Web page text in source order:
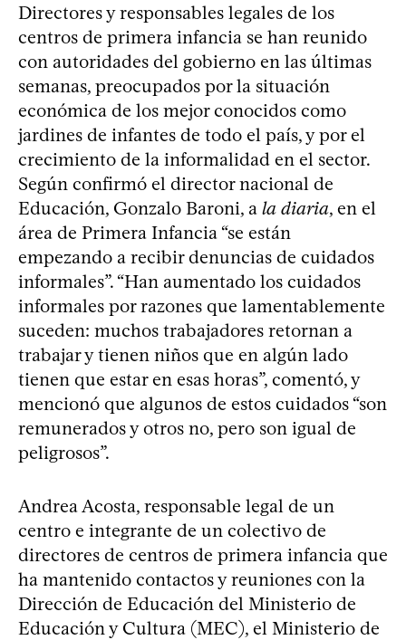
Directores y responsables legales de los
centros de primera infancia se han reunido
con autoridades del gobierno en las últimas
semanas, preocupados por la situación
económica de los mejor conocidos como
jardines de infantes de todo el país, y por el
crecimiento de la informalidad en el sector.
Según confirmó el director nacional de
Educación, Gonzalo Baroni, a la diaria, en el
área de Primera Infancia “se están
empezando a recibir denuncias de cuidados
informales”. “Han aumentado los cuidados
informales por razones que lamentablemente
suceden: muchos trabajadores retornan a
trabajar y tienen niños que en algún lado
tienen que estar en esas horas”, comentó, y
mencionó que algunos de estos cuidados “son
remunerados y otros no, pero son igual de
peligrosos”.
Andrea Acosta, responsable legal de un
centro e integrante de un colectivo de
directores de centros de primera infancia que
ha mantenido contactos y reuniones con la
Dirección de Educación del Ministerio de
Educación y Cultura (MEC), el Ministerio de